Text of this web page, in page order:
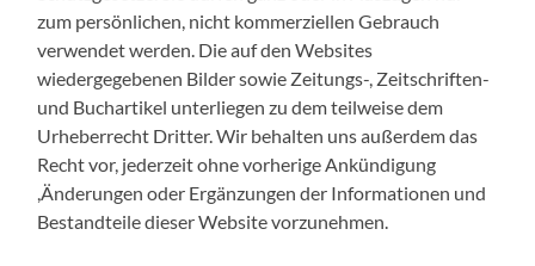
zum persönlichen, nicht kommerziellen Gebrauch
verwendet werden. Die auf den Websites
wiedergegebenen Bilder sowie Zeitungs-, Zeitschriften-
und Buchartikel unterliegen zu dem teilweise dem
Urheberrecht Dritter. Wir behalten uns außerdem das
Recht vor, jederzeit ohne vorherige Ankündigung
,Änderungen oder Ergänzungen der Informationen und
Bestandteile dieser Website vorzunehmen.